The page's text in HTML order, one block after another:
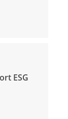
ESG